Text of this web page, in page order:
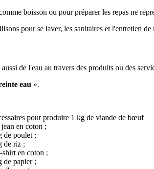
boisson ou pour préparer les repas ne
pour se laver, les sanitaires et l'entretien de
de l'eau au travers des produits ou des
eau ».
pour produire 1 kg de viande de bœuf
en coton ;
de poulet ;
de riz ;
en coton ;
de papier ;